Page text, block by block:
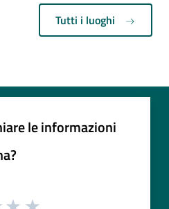
Tutti i luoghi
le informazioni